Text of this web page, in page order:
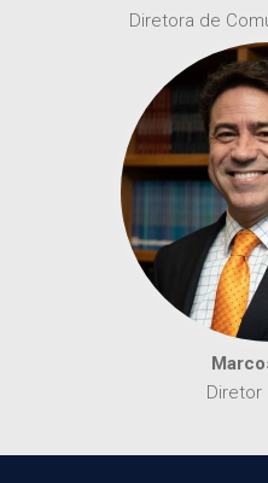
Diretora de
Diretor